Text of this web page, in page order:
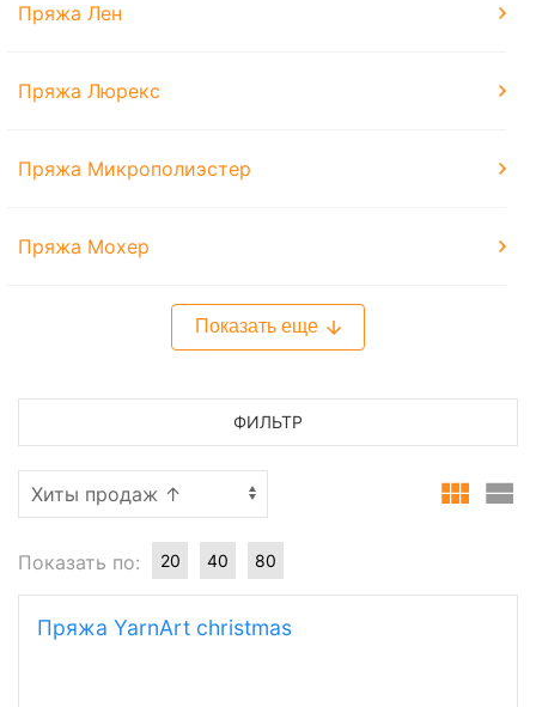
Пряжа Лен
Пряжа Люрекс
Пряжа Микрополиэстер
Пряжа Мохер
Показать еще
ФИЛЬТР
Показать по: 20 40 80
Пряжа YarnArt christmas